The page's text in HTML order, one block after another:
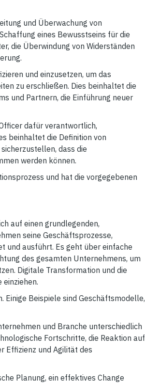
und Überwachung von
eines Bewusstseins für die
die Überwindung von Widerständen
und einzusetzen, um das
zu erschließen. Dies beinhaltet die
und Partnern, die Einführung neuer
dafür verantwortlich,
beinhaltet die Definition von
dass die
werden können.
und hat die vorgegebenen
auf einen grundlegenden,
seine Geschäftsprozesse,
und ausführt. Es geht über einfache
des gesamten Unternehmens, um
Digitale Transformation und die
Einige Beispiele sind Geschäftsmodelle,
und Branche unterschiedlich
Fortschritte, die Reaktion auf
Effizienz und Agilität des
Planung, ein effektives Change